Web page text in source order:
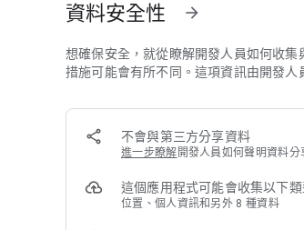
• 輕鬆分門別類：Google 相簿會自動找
甚至可以將敏感相片和影片儲存至「已
• 重溫珍貴回憶，分享精彩時刻：透過
使用 Google 相簿也沒問題。
• 安心珍藏回憶：相片和影片一經儲存
資料安全性 arrow_forward
想確保安全，就從瞭解開發人員如何收
措施可能會有所不同。這項資訊由開發人
不會與第三方分享資料
進一步瞭解 開發人員如何聲明資料分
這個應用程式可能會收集以下
位置、個人資訊和另外 8 種資料